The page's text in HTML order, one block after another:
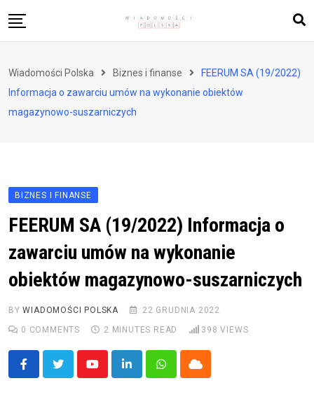
to
Zdrowie i styl życia
Polityka i społeczeństwo
Wiadomości Polska Biznes i finanse
FEERUM SA (19/2022)
Informacja o zawarciu umów na wykonanie obiektów
magazynowo-suszarniczych
BIZNES I FINANSE
FEERUM SA (19/2022) Informacja o
zawarciu umów na wykonanie
obiektów magazynowo-suszarniczych
BYWIADOMOŚCI POLSKA
22 GRUDNIA 2022
0 COMMENTS 2 MINUTES READ 398 VIEWS
YoutubeLinkedInWhatsappCloud